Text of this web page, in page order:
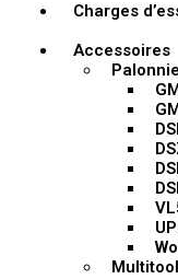
Charges
Accessoires
Multitool